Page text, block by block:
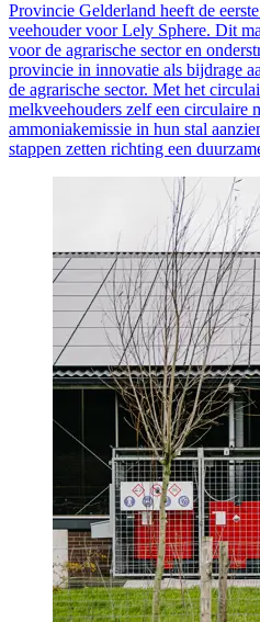
Provincie Gelderland heeft de
veehouder voor Lely Sphere. Dit
voor de agrarische sector en
provincie in innovatie als bijdrage
de agrarische sector. Met het
melkveehouders zelf een circulaire
ammoniakemissie in hun stal
stappen zetten richting een